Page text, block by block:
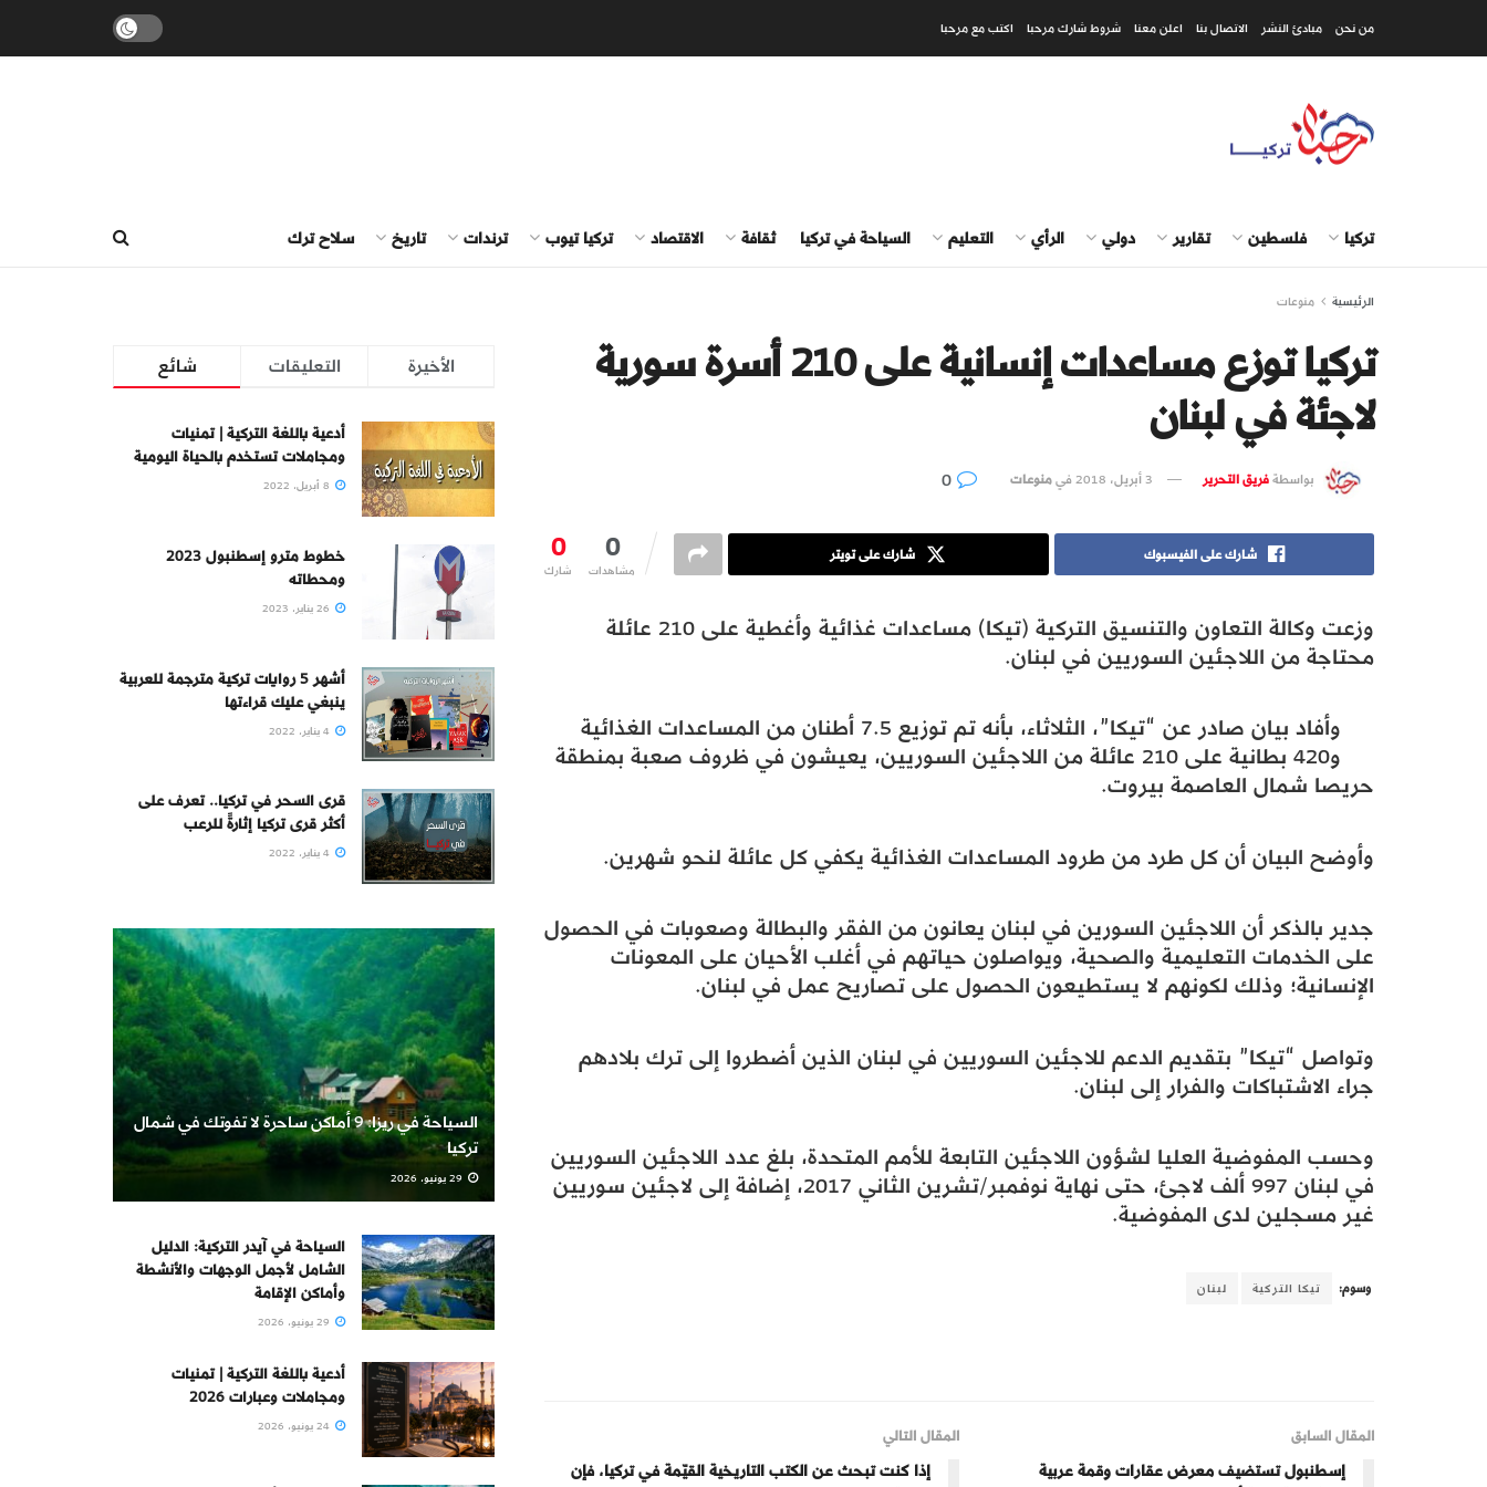
من نحن مبادئ النشر الاتصال بنا اعلن معنا شروط شارك مرحبا اكتب مع مرحبا
تركيا فلسطين تقارير دولي الرأي التعليم السياحة في تركيا ثقافة الاقتصاد تركيا تيوب ترندات تاريخ سلاح ترك
الرئيسية منوعات
تركيا توزع مساعدات إنسانية على 210 أسرة سورية
لاجئة في لبنان
بواسطةفريق التحرير 3 أبريل، 2018 فيمنوعات
0
شارك 0
مشاهدات
شارك على الفيسبوك شارك على تويتر
وزعت وكالة التعاون والتنسيق التركية (تيكا) مساعدات غذائية وأغطية على 210 عائلة
محتاجة من اللاجئين السوريين في لبنان.
وأفاد بيان صادر عن “تيكا”، الثلاثاء، بأنه تم توزيع 7.5 أطنان من المساعدات الغذائية
و420 بطانية على 210 عائلة من اللاجئين السوريين، يعيشون في ظروف صعبة بمنطقة
حريصا شمال العاصمة بيروت.
وأوضح البيان أن كل طرد من طرود المساعدات الغذائية يكفي كل عائلة لنحو شهرين.
جدير بالذكر أن اللاجئين السورين في لبنان يعانون من الفقر والبطالة وصعوبات في الحصول
على الخدمات التعليمية والصحية، ويواصلون حياتهم في أغلب الأحيان على المعونات
الإنسانية؛ وذلك لكونهم لا يستطيعون الحصول على تصاريح عمل في لبنان.
وتواصل “تيكا” بتقديم الدعم للاجئين السوريين في لبنان الذين أضطروا إلى ترك بلادهم
جراء الاشتباكات والفرار إلى لبنان.
وحسب المفوضية العليا لشؤون اللاجئين التابعة للأمم المتحدة، بلغ عدد اللاجئين السوريين
في لبنان 997 ألف لاجئ، حتى نهاية نوفمبر/تشرين الثاني 2017، إضافة إلى لاجئين سوريين
غير مسجلين لدى المفوضية.
وسوم: تيكا التركية لبنان
المقال السابق
إسطنبول تستضيف معرض عقارات وقمة عربية
المقال التالي
إذا كنت تبحث عن الكتب التاريخية القيّمة في تركيا، فإن
شائع التعليقات الأخيرة
أدعية باللغة التركية | تمنيات
ومجاملات تستخدم بالحياة اليومية
خطوط مترو إسطنبول 2023
ومحطاته
أشهر 5 روايات تركية مترجمة للعربية
ينبغي عليك قراءتها
قرى السحر في تركيا.. تعرف على
أكثر قرى تركيا إثارةً للرعب
السياحة في ريزا: 9 أماكن ساحرة لا تفوتك في شمال
تركيا
السياحة في آيدر التركية: الدليل
الشامل لأجمل الوجهات والأنشطة
وأماكن الإقامة
أدعية باللغة التركية | تمنيات
ومجاملات وعبارات 2026